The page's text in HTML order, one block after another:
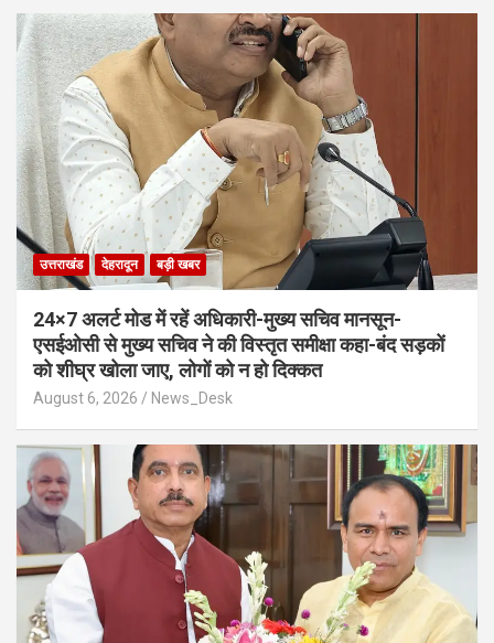
उत्तराखंड देहरादून बड़ी खबर
24×7 अलर्ट मोड में रहें अधिकारी-मुख्य सचिव मानसून-
एसईओसी से मुख्य सचिव ने की विस्तृत समीक्षा कहा-बंद सड़कों
को शीघ्र खोला जाए, लोगों को न हो दिक्कत
August 6, 2026 News_Desk